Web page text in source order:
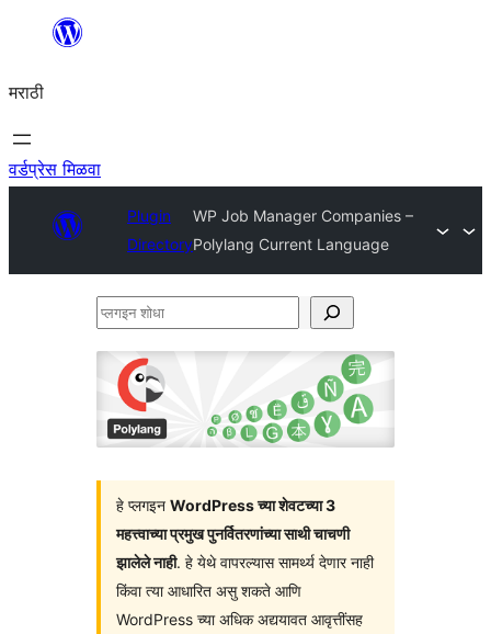
सामुग्रीवर
मराठी
वर्डप्रेस मिळवा
Plugin
Directory
WP Job Manager Companies –
Polylang Current Language
प्लगइन
हे प्लगइन WordPress च्या शेवटच्या 3
महत्त्वाच्या प्रमुख पुनर्वितरणांच्या साथी चाचणी
झालेले नाही. हे येथे वापरल्यास सामर्थ्य देणार नाही
किंवा त्या आधारित असु शकते आणि
WordPress च्या अधिक अद्ययावत आवृत्तींसह